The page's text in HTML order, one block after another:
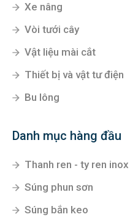
Xe nâng
Vòi tưới cây
Vật liệu mài cắt
Thiết bị và vật tư điện
Bu lông
Danh mục hàng đầu
Thanh ren - ty ren inox
Súng phun sơn
Súng bắn keo